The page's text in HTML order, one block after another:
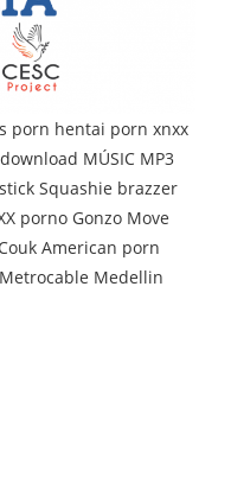
porn hentai porn xnxx
MÚSIC MP3
Squashie brazzer
porno Gonzo Move
American porn
Medellin